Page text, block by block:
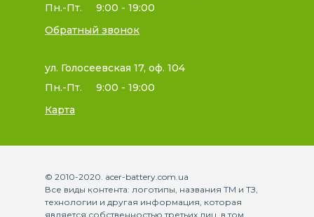
Пн.-Пт.
9:00 - 19:00
Обратный звонок
ул. Голосеевская 17, оф. 104
Пн.-Пт.
9:00 - 19:00
Карта
© 2010-2020. acer-battery.com.ua
Все виды контента: логотипы, названия ТМ и ТЗ,
технологии и другая информация, которая
является собственностью третьих лиц, в том